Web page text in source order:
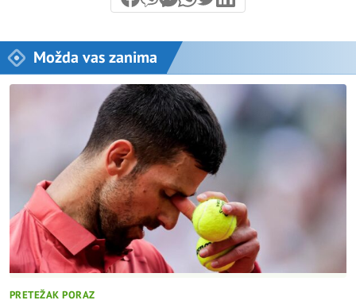
Možda vas zanima
PRETEŽAK PORAZ